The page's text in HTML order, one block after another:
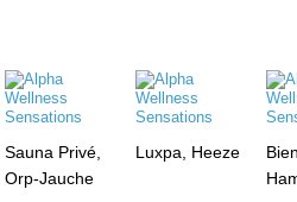
Sauna Privé,
Orp-Jauche
Luxpa, Heeze